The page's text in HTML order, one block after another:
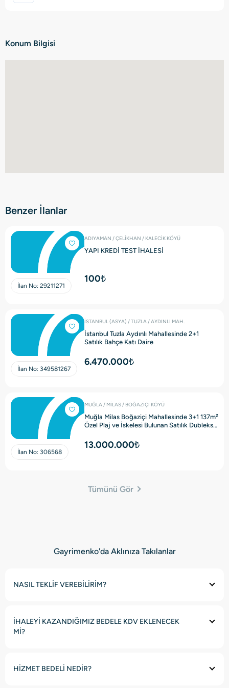
Konum Bilgisi
Benzer İlanlar
İlan No: 29211271
ADIYAMAN / ÇELİKHAN / KALECİK KÖYÜ
YAPI KREDİ TEST İHALESİ
100₺
İlan No: 349581267
İSTANBUL (ASYA) / TUZLA / AYDINLI MAH.
İstanbul Tuzla Aydınlı Mahallesinde 2+1
Satılık Bahçe Katı Daire
6.470.000₺
İlan No: 306568
MUĞLA / MİLAS / BOĞAZİÇİ KÖYÜ
Muğla Milas Boğaziçi Mahallesinde 3+1 137m²
Özel Plaj ve İskelesi Bulunan Satılık Dubleks
13.000.000₺
Tümünü Gör
Gayrimenko'da Aklınıza Takılanlar
NASIL TEKLİF VEREBİLİRİM?
İHALEYİ KAZANDIĞIMIZ BEDELE KDV EKLENECEK
Mİ?
HİZMET BEDELİ NEDİR?